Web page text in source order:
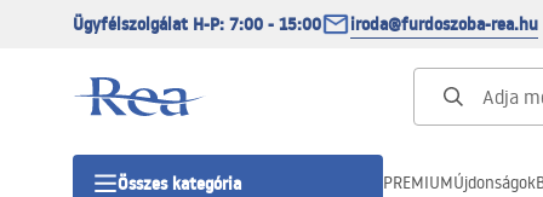
Ügyfélszolgálat H-P: 7:00 - 15:00 iroda@furdoszoba-rea.hu
Összes kategória PREMIUMÚjdonságok